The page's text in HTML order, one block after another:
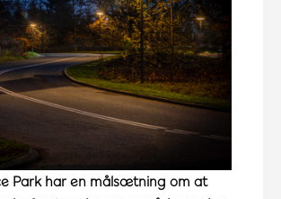
Park har en målsætning om at